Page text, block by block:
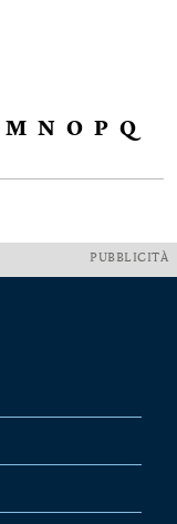
M N O P Q
PUBBLICITÀ